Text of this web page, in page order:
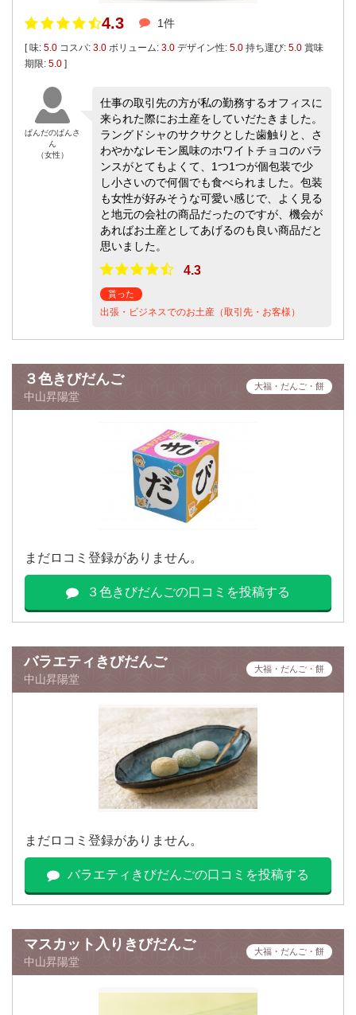
4.3 1件
[ 味: 5.0 コスパ: 3.0 ボリューム: 3.0 デザイン性: 5.0 持ち運び: 5.0 賞味
期限: 5.0 ]
ぱんだのぱんさ
ん
（女性）
仕事の取引先の方が私の勤務するオフィスに
来られた際にお土産をしていだたきました。
ラングドシャのサクサクとした歯触りと、さ
わやかなレモン風味のホワイトチョコのバラ
ンスがとてもよくて、1つ1つが個包装で少
し小さいので何個でも食べられました。包装
も女性が好みそうな可愛い感じで、よく見る
と地元の会社の商品だったのですが、機会が
あればお土産としてあげるのも良い商品だと
思いました。
4.3
貰った
出張・ビジネスでのお土産（取引先・お客様）
３色きびだんご
中山昇陽堂
大福・だんご・餅
まだロコミ登録がありません。
３色きびだんごの口コミを投稿する
バラエティきびだんご
中山昇陽堂
大福・だんご・餅
まだロコミ登録がありません。
バラエティきびだんごの口コミを投稿する
マスカット入りきびだんご
中山昇陽堂
大福・だんご・餅